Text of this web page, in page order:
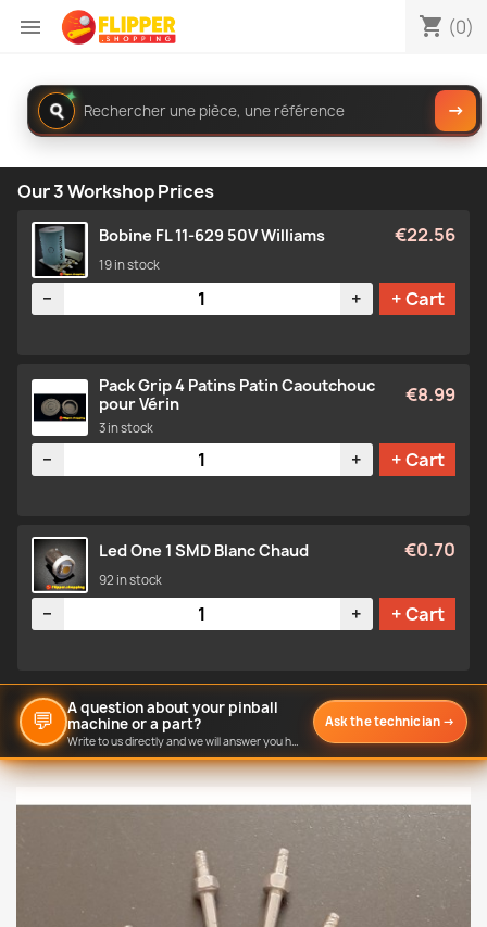
 shopping_cart (0)
✦
Rechercher
dans
le
→
Our 3 Workshop Prices
Bobine FL 11-629 50V Williams €22.56
19 in stock
− + + Cart
Pack Grip 4 Patins Patin Caoutchouc
pour Vérin
€8.99
3 in stock
Quantity
− + + Cart
Led One 1 SMD Blanc Chaud €0.70
92 in stock
− + + Cart
💬
A question about your pinball
machine or a part?
Write to us directly and we will answer you here.
Ask the technician →